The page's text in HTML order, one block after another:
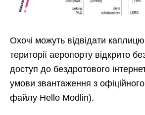
Охочі можуть відвідати
території аеропорту відкрито
доступ до бездротового
умови звантаження з
файлу Hello Modlin).